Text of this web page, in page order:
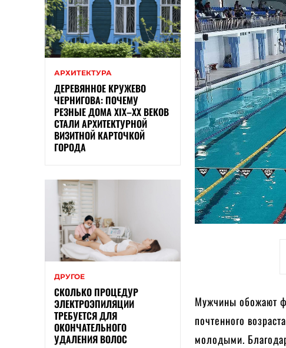
АРХИТЕКТУРА
ДЕРЕВЯННОЕ КРУЖЕВО
ЧЕРНИГОВА: ПОЧЕМУ
РЕЗНЫЕ ДОМА XIX–XX ВЕКОВ
СТАЛИ АРХИТЕКТУРНОЙ
ВИЗИТНОЙ КАРТОЧКОЙ
ГОРОДА
ДРУГОЕ
СКОЛЬКО ПРОЦЕДУР
ЭЛЕКТРОЭПИЛЯЦИИ
ТРЕБУЕТСЯ ДЛЯ
ОКОНЧАТЕЛЬНОГО
УДАЛЕНИЯ ВОЛОС
Мужчины обожают
почтенного
молодыми.